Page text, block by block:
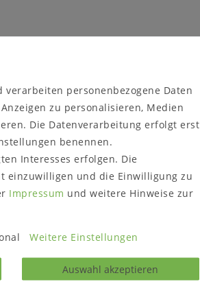
personenbezogene Daten
zu personalisieren, Medien
Die Datenverarbeitung erfolgt erst
benennen.
Interesses erfolgen. Die
einzuwilligen und die Einwilligung zu
Impressum und weitere Hinweise zur
Weitere Einstellungen
Auswahl akzeptieren